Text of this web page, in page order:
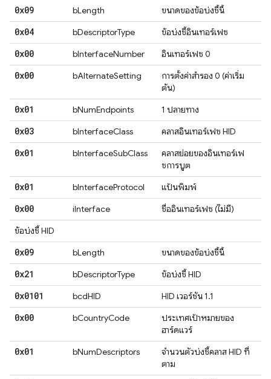
0x09 bLength ขนาดของข้อบ่งชี้นี้
0x04 bDescriptorType ข้อบ่งชี้อินเทอร์เฟซ
0x00 bInterfaceNumber อินเทอร์เฟซ 0
0x00 bAlternateSetting
การตั้งค่าสำรอง 0 (ค่าเริ่ม
ต้น)
0x01 bNumEndpoints 1 ปลายทาง
0x03 bInterfaceClass คลาสอินเทอร์เฟซ HID
0x01 bInterfaceSubClass
คลาสย่อยของอินเทอร์เฟ
ซการบูต
0x01 bInterfaceProtocol แป้นพิมพ์
0x00 iInterface
ชื่ออินเทอร์เฟซ (ไม่มี)
ข้อบ่งชี้ HID
0x09 bLength ขนาดของข้อบ่งชี้นี้
0x21 bDescriptorType ข้อบ่งชี้ HID
0x0101 bcdHID HID เวอร์ชัน 1.1
0x00 bCountryCode
ประเทศเป้าหมายของ
ฮาร์ดแวร์
0x01 bNumDescriptors
จำนวนตัวบ่งชี้คลาส HID ที่
ตาม